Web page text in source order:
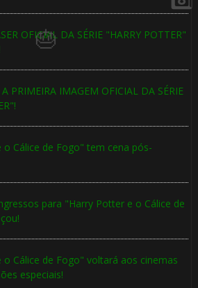
OFICIAL DA SÉRIE "HARRY POTTER"
PRIMEIRA IMAGEM OFICIAL DA SÉRIE
o Cálice de Fogo" tem cena pós-
para "Harry Potter e o Cálice de
Cálice de Fogo" voltará aos cinemas
especiais!